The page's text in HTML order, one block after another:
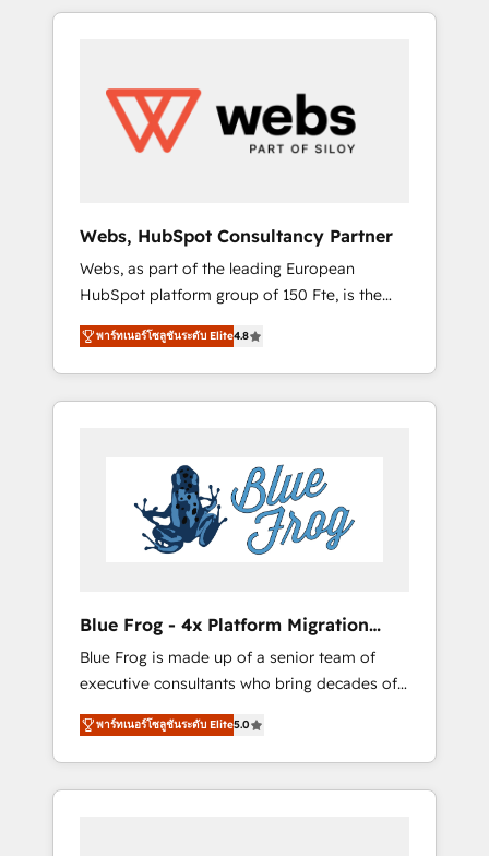
to global brands
HubSpot challenges and improve user
HubSpot for the first time 🔧 Designing and
optimising your HubSpot set-up for better
results 🌐 Website design and build using
using HubSpot Why us? - SIX HubSpot
Accreditations - awarded by HubSpot after a
rigorous process for CRM, Solutions
Architecture, Onboarding , Data Migration,
Custom Integration & Platform Enablement -
Onboarded over 500 businesses to HubSpot
-Top 1% of partners worldwide -In-house
HubSpot. www.bbdboom.com
Webs, HubSpot Consultancy Partner
Webs, as part of the leading European
HubSpot platform group of 150 Fte, is the
trusted Elite HubSpot CRM Partner offering
you a roadmap on maximizing EBITDA and
achieving Commercial Excellence. With our
targeted processes, we strengthen your
Implementation partner, we provide
expertise to drive your business forward.
Since 2015 we are fully dedicated to
HubSpot and with an experienced team
business services. We prepare a customized
business case that demonstrates the value
and impact of your digital transformation,
including a detailed financial rationale with a
focus on ROI and TCO. As a trusted extension
of your team, we believe in the power of
partnership. Together, we embark on a
พาร์ทเนอร์โซลูชันระดับ Elite4.8
Blue Frog - 4x Platform Migration
Award Winner
Blue Frog is made up of a senior team of
executive consultants who bring decades of
relevant, real world experience to our client
engagements. "Blue Frog is a top, trusted
partner in HubSpot's ecosystem for a reason.
Their team brings over a decade of
พาร์ทเนอร์โซลูชันระดับ Elite5.0